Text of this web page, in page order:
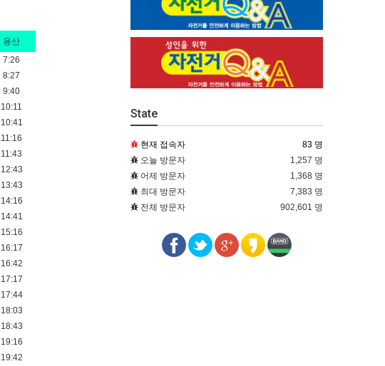
용산
7:26
8:27
9:40
10:11
10:41
11:16
11:43
12:43
13:43
14:16
14:41
15:16
16:17
16:42
17:17
17:44
18:03
18:43
19:16
19:42
State
현재 접속자
83 명
오늘 방문자
1,257 명
어제 방문자
1,368 명
최대 방문자
7,383 명
전체 방문자
902,601 명